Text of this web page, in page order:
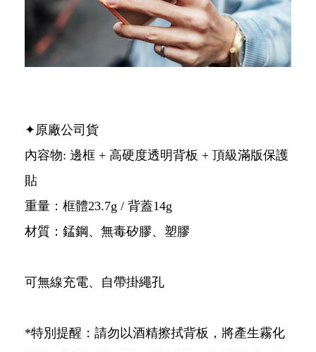
✦原廠公司貨
內容物: 邊框 + 高硬度透明背板 + 頂級滿版保護
貼
重量：框體23.7g / 背蓋14g
材質：錳鋼、無毒矽膠、塑膠
可無線充電、自帶掛繩孔
*特別提醒：請勿以酒精擦拭背板，將產生霧化